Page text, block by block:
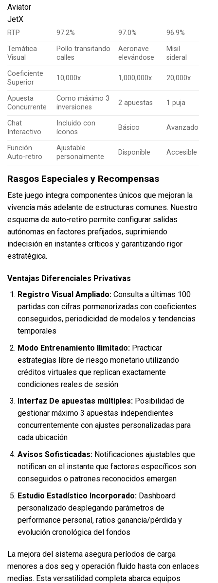
Aviator
JetX
RTP 97.2% 97.0%
96.9%
Temática
Visual
Pollo transitando
calles
Aeronave
elevándose
Misil
sideral
Coeficiente
Superior
10,000x 1,000,000x 20,000x
Apuesta
Concurrente
Como máximo 3
inversiones
2 apuestas 1 puja
Chat
Interactivo
Incluido con
íconos
Básico Avanzado
Función
Auto-retiro
Ajustable
personalmente
Disponible Accesible
Rasgos Especiales y Recompensas
Este juego integra componentes únicos que mejoran la
vivencia más adelante de estructuras comunes. Nuestro
esquema de auto-retiro permite configurar salidas
autónomas en factores prefijados, suprimiendo
indecisión en instantes críticos y garantizando rigor
estratégica.
Ventajas Diferenciales Privativas
Registro Visual Ampliado:Consulta a últimas 100
partidas con cifras pormenorizadas con coeficientes
conseguidos, periodicidad de modelos y tendencias
temporales
Modo Entrenamiento Ilimitado:Practicar
estrategias libre de riesgo monetario utilizando
créditos virtuales que replican exactamente
condiciones reales de sesión
Interfaz De apuestas múltiples:Posibilidad de
gestionar máximo 3 apuestas independientes
concurrentemente con ajustes personalizadas para
cada ubicación
Avisos Sofisticadas:Notificaciones ajustables que
notifican en el instante que factores específicos son
conseguidos o patrones reconocidos emergen
Estudio Estadístico Incorporado:Dashboard
personalizado desplegando parámetros de
performance personal, ratios ganancia/pérdida y
evolución cronológica del fondos
La mejora del sistema asegura períodos de carga
menores a dos seg y operación fluido hasta con enlaces
medias. Esta versatilidad completa abarca equipos